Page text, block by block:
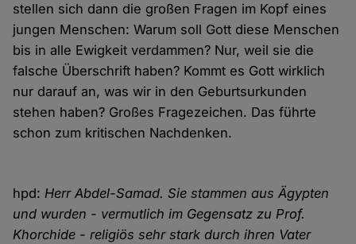
stellen sich dann die großen Fragen im Kopf eines
jungen Menschen: Warum soll Gott diese Menschen
bis in alle Ewigkeit verdammen? Nur, weil sie die
falsche Überschrift haben? Kommt es Gott wirklich
nur darauf an, was wir in den Geburtsurkunden
stehen haben? Großes Fragezeichen. Das führte
schon zum kritischen Nachdenken.
hpd:Herr Abdel-Samad. Sie stammen aus Ägypten
und wurden - vermutlich im Gegensatz zu Prof.
Khorchide - religiös sehr stark durch ihren Vater